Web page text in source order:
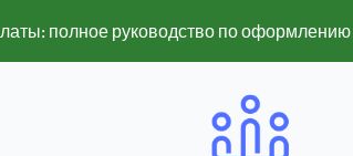
полное руководство по
в 2026 году — полный разбор